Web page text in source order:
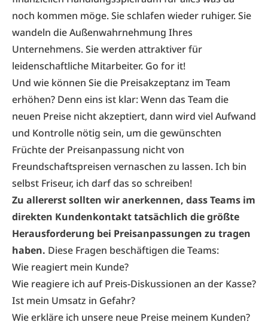
noch kommen möge. Sie schlafen wieder ruhiger. Sie
wandeln die Außenwahrnehmung Ihres
Unternehmens. Sie werden attraktiver für
leidenschaftliche Mitarbeiter. Go for it!
Und wie können Sie die Preisakzeptanz im Team
erhöhen? Denn eins ist klar: Wenn das Team die
neuen Preise nicht akzeptiert, dann wird viel Aufwand
und Kontrolle nötig sein, um die gewünschten
Früchte der Preisanpassung nicht von
Freundschaftspreisen vernaschen zu lassen. Ich bin
selbst Friseur, ich darf das so schreiben!
Zu allererst sollten wir anerkennen, dass Teams im
direkten Kundenkontakt tatsächlich die größte
Herausforderung bei Preisanpassungen zu tragen
haben. Diese Fragen beschäftigen die Teams:
Wie reagiert mein Kunde?
Wie reagiere ich auf Preis-Diskussionen an der Kasse?
Ist mein Umsatz in Gefahr?
Wie erkläre ich unsere neue Preise meinem Kunden?